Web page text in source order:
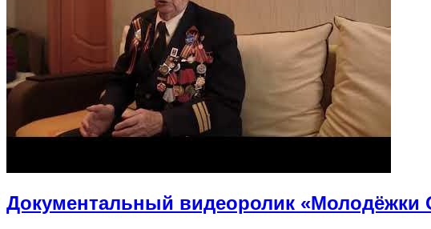
Документальный видеоролик «Молодёжки